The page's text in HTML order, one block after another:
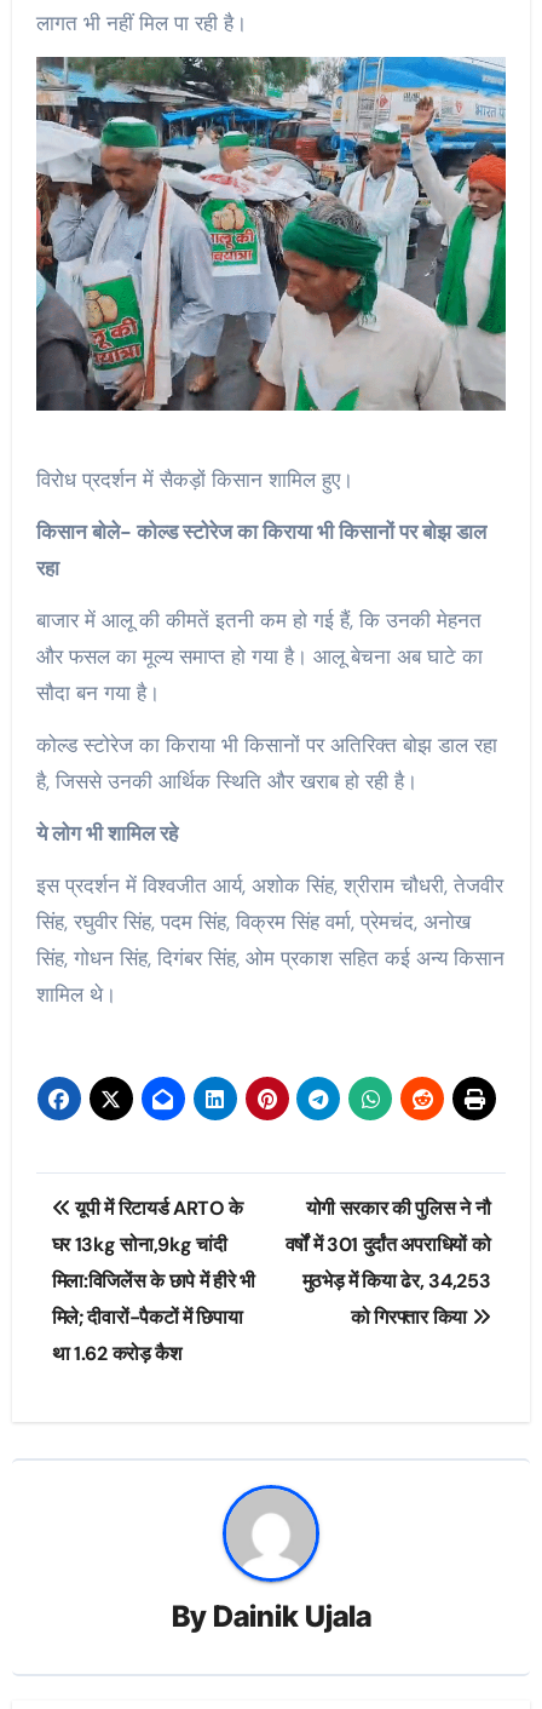
लागत भी नहीं मिल पा रही है।
विरोध प्रदर्शन में सैकड़ों किसान शामिल हुए।
किसान बोले- कोल्ड स्टोरेज का किराया भी किसानों पर बोझ डाल
रहा
बाजार में आलू की कीमतें इतनी कम हो गई हैं, कि उनकी मेहनत
और फसल का मूल्य समाप्त हो गया है। आलू बेचना अब घाटे का
सौदा बन गया है।
कोल्ड स्टोरेज का किराया भी किसानों पर अतिरिक्त बोझ डाल रहा
है, जिससे उनकी आर्थिक स्थिति और खराब हो रही है।
ये लोग भी शामिल रहे
इस प्रदर्शन में विश्वजीत आर्य, अशोक सिंह, श्रीराम चौधरी, तेजवीर
सिंह, रघुवीर सिंह, पदम सिंह, विक्रम सिंह वर्मा, प्रेमचंद, अनोख
सिंह, गोधन सिंह, दिगंबर सिंह, ओम प्रकाश सहित कई अन्य किसान
शामिल थे।
Post
navigation
यूपी में रिटायर्ड ARTO के
घर 13kg सोना,9kg चांदी
मिला:विजिलेंस के छापे में हीरे भी
मिले; दीवारों-पैकटों में छिपाया
था 1.62 करोड़ कैश
योगी सरकार की पुलिस ने नौ
वर्षों में 301 दुर्दांत अपराधियों को
मुठभेड़ में किया ढेर, 34,253
को गिरफ्तार किया
By Dainik Ujala